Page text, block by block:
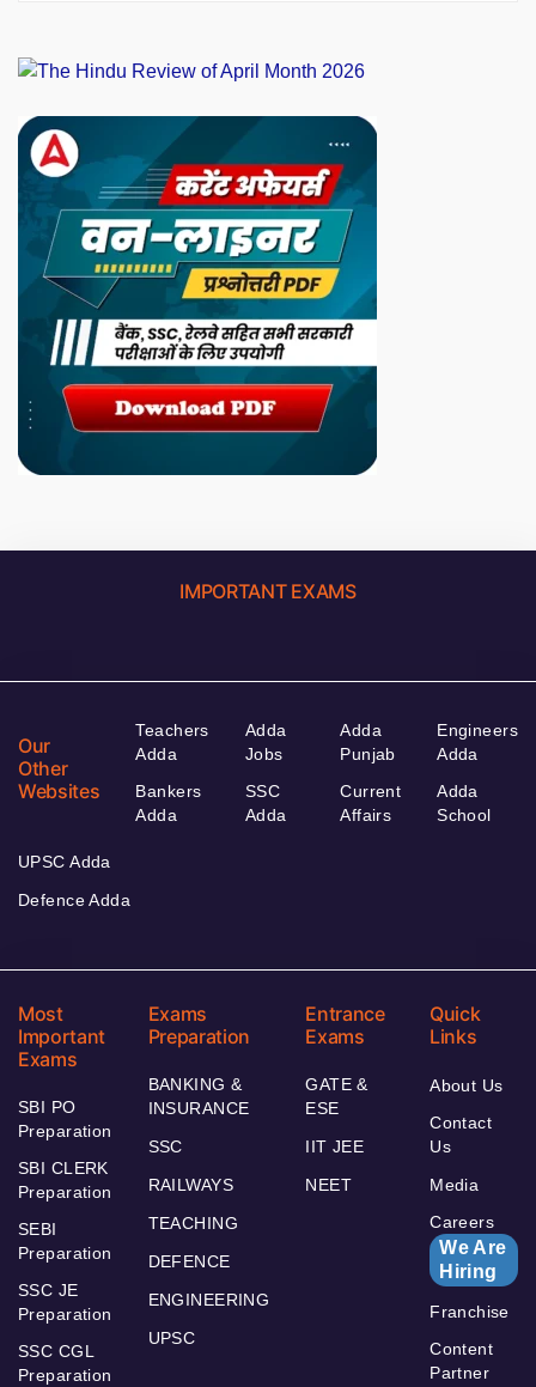
IMPORTANT EXAMS
Our
Other
Websites
Teachers
Adda
Bankers
Adda
Adda
Jobs
SSC
Adda
Adda
Punjab
Current
Affairs
Engineers
Adda
Adda
School
UPSC Adda
Defence Adda
Most
Important
Exams
SBI PO
Preparation
SBI CLERK
Preparation
SEBI
Preparation
SSC JE
Preparation
SSC CGL
Preparation
Exams
Preparation
BANKING &
INSURANCE
SSC
RAILWAYS
TEACHING
DEFENCE
ENGINEERING
UPSC
Entrance
Exams
GATE &
ESE
IIT JEE
NEET
Quick
Links
About Us
Contact
Us
Media
Careers
We Are
Hiring
Franchise
Content
Partner